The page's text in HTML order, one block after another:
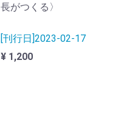
長がつくる〉
[刊行日]2023-02-17
¥ 1,200